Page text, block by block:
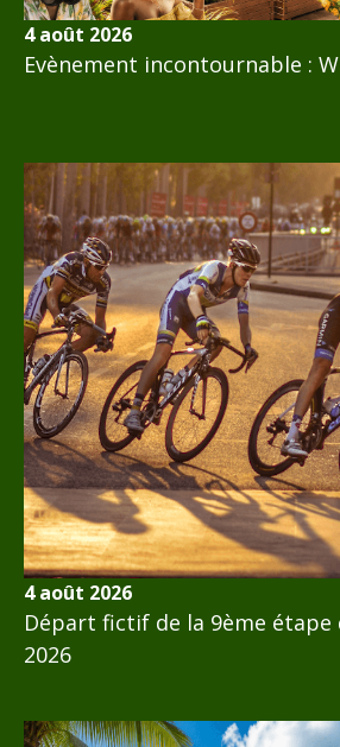
4 août 2026
Evènement incontournable :
4 août 2026
Départ fictif de la 9ème étape
2026